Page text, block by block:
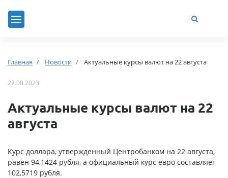
Главная Новости Актуальные курсы валют на 22 августа
22.08.2023
Актуальные курсы валют на 22
августа
Курс доллара, утвержденный Центробанком на 22 августа,
равен 94,1424 рубля, а официальный курс евро составляет
102,5719 рубля.